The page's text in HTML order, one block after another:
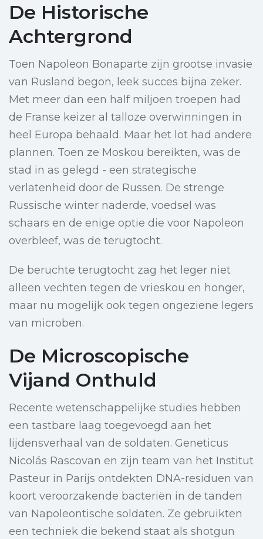
De Historische
Achtergrond
Toen Napoleon Bonaparte zijn grootse invasie
van Rusland begon, leek succes bijna zeker.
Met meer dan een half miljoen troepen had
de Franse keizer al talloze overwinningen in
heel Europa behaald. Maar het lot had andere
plannen. Toen ze Moskou bereikten, was de
stad in as gelegd - een strategische
verlatenheid door de Russen. De strenge
Russische winter naderde, voedsel was
schaars en de enige optie die voor Napoleon
overbleef, was de terugtocht.
De beruchte terugtocht zag het leger niet
alleen vechten tegen de vrieskou en honger,
maar nu mogelijk ook tegen ongeziene legers
van microben.
De Microscopische
Vijand Onthuld
Recente wetenschappelijke studies hebben
een tastbare laag toegevoegd aan het
lijdensverhaal van de soldaten. Geneticus
Nicolás Rascovan en zijn team van het Institut
Pasteur in Parijs ontdekten DNA-residuen van
koort veroorzakende bacteriën in de tanden
van Napoleontische soldaten. Ze gebruikten
een techniek die bekend staat als shotgun